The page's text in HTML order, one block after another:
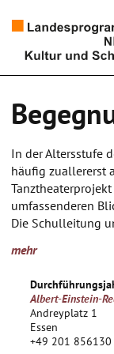
Künstlerpool
Schulen
Kultur und
In der Altersstufe
häufig zuallererst
umfassenderen
Die Schulleitung
"Freundschaft" zu
Der Titel
alle möglichen
und sich nicht
Situationen
mehr
Albert-Einstein-
Andreyplatz 1
Essen
+49 201 856130